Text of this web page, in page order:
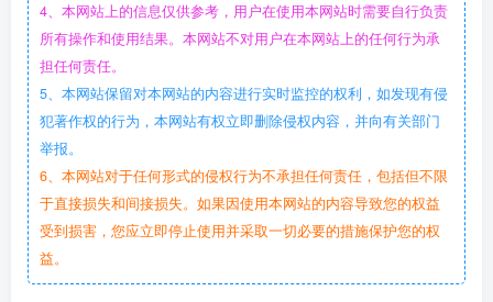
4、本网站上的信息仅供参考，用户在使用本网站时需要自行负责
所有操作和使用结果。本网站不对用户在本网站上的任何行为承
担任何责任。
5、本网站保留对本网站的内容进行实时监控的权利，如发现有侵
犯著作权的行为，本网站有权立即删除侵权内容，并向有关部门
举报。
6、本网站对于任何形式的侵权行为不承担任何责任，包括但不限
于直接损失和间接损失。如果因使用本网站的内容导致您的权益
受到损害，您应立即停止使用并采取一切必要的措施保护您的权
益。